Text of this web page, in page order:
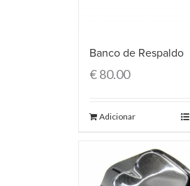
Banco de Respaldo
€80.00
Adicionar